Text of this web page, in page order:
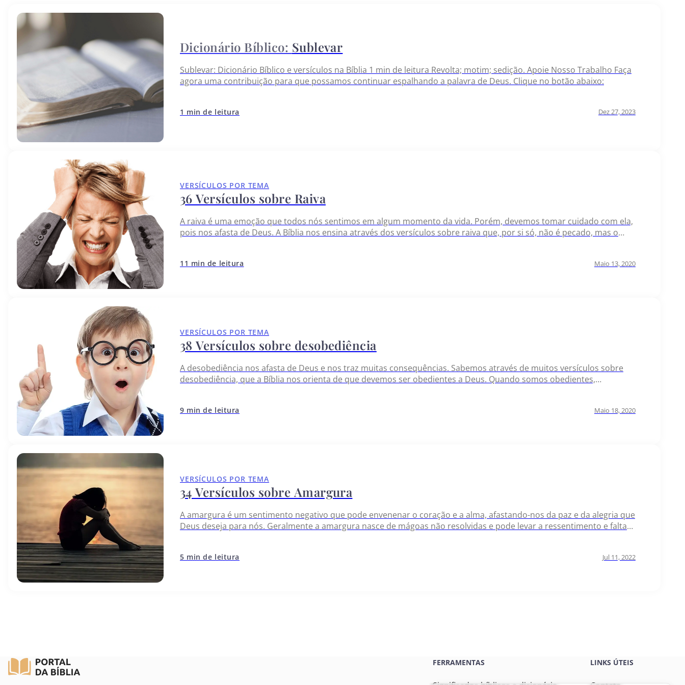
Sublevar
Sublevar: Dicionário Bíblico e versículos na Bíblia 1 min de leitura Revolta; motim; sedição. Apoie Nosso Trabalho Faça
agora uma contribuição para que possamos continuar espalhando a palavra de Deus. Clique no botão abaixo:
1 min de leitura Dez 27, 2023
VERSÍCULOS POR TEMA
36 Versículos sobre Raiva
A raiva é uma emoção que todos nós sentimos em algum momento da vida. Porém, devemos tomar cuidado com ela,
pois nos afasta de Deus. A Bíblia nos ensina através dos versículos sobre raiva que, por si só, não é pecado, mas o
11 min de leitura Maio 13, 2020
VERSÍCULOS POR TEMA
38 Versículos sobre desobediência
A desobediência nos afasta de Deus e nos traz muitas consequências. Sabemos através de muitos versículos sobre
desobediência, que a Bíblia nos orienta de que devemos ser obedientes a Deus. Quando somos obedientes,
9 min de leitura Maio 18, 2020
VERSÍCULOS POR TEMA
34 Versículos sobre Amargura
A amargura é um sentimento negativo que pode envenenar o coração e a alma, afastando-nos da paz e da alegria que
Deus deseja para nós. Geralmente a amargura nasce de mágoas não resolvidas e pode levar a ressentimento e falta
5 min de leitura Jul 11, 2022
FERRAMENTAS LINKS ÚTEIS